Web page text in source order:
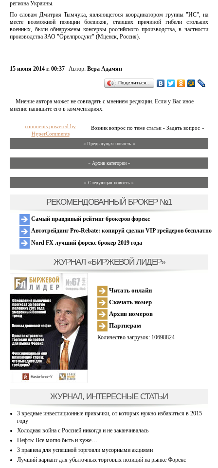
региона Украины.
По словам Дмитрия Тымчука, являющегося координатором группы "ИС", на
месте возможной позиции боевиков, ставших причиной гибели стольких
военных, были обнаружены консервы российского производства, в частности
производства ЗАО "Орелпродукт" (Мценск, Россия).
15 июня 2014 г. 00:37 Автор: Вера Адамян
Поделиться…
Мнение автора может не совпадать с мнением редакции. Если у Вас иное
мнение напишите его в комментариях.
Возник вопрос по теме статьи - Задать вопрос »
comments powered by
HyperComments
« Предыдущая новость «
» Архив категории «
» Следующая новость »
РЕКОМЕНДОВАННЫЙ БРОКЕР №1
Самый правдивый рейтинг брокеров форекс
Автотрейдинг Pro-Rebate: копируй сделки VIP трейдеров бесплатно
Nord FX лучший форекс брокер 2019 года
ЖУРНАЛ «БИРЖЕВОЙ ЛИДЕР»
Читать онлайн
Скачать номер
Архив номеров
Партнерам
Количество загрузок: 10698824
ЖУРНАЛ, ИНТЕРЕСНЫЕ СТАТЬИ
3 вредные инвестиционные привычки, от которых нужно избавиться в 2015
году
Холодная война с Россией никогда и не заканчивалась
Нефть: Все могло быть и хуже…
3 правила для успешной торговли мусорными акциями
Лучший вариант для убыточных торговых позиций на рынке Форекс